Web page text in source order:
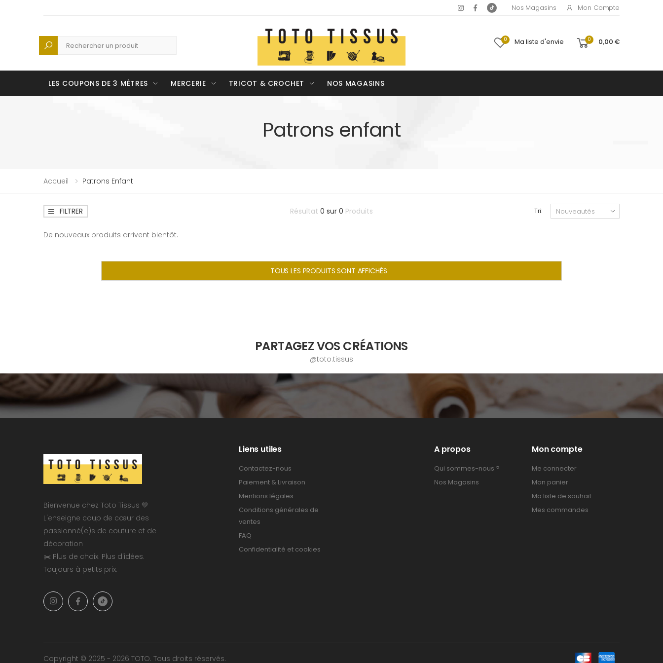
Nos Magasins Mon Compte
Recherche 0 Ma liste d'envie 0 0,00 €
LES COUPONS DE 3 MÈTRES MERCERIE TRICOT & CROCHET NOS MAGASINS
Patrons enfant
Accueil Patrons Enfant
FILTRER Résultat 0 sur 0 Produits Tri:
De nouveaux produits arrivent bientôt.
TOUS LES PRODUITS SONT AFFICHÉS
PARTAGEZ VOS CRÉATIONS
@toto.tissus
Bienvenue chez Toto Tissus 💛
L'enseigne coup de cœur des
passionné(e)s de couture et de
décoration
✂️ Plus de choix. Plus d'idées.
Toujours à petits prix.
Liens utiles
Contactez-nous
Paiement & Livraison
Mentions légales
Conditions générales de
ventes
FAQ
Confidentialité et cookies
A propos
Qui sommes-nous ?
Nos Magasins
Mon compte
Me connecter
Mon panier
Ma liste de souhait
Mes commandes
Copyright © 2025 - 2026 TOTO. Tous droits réservés.